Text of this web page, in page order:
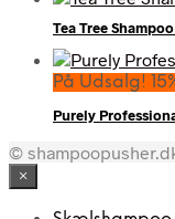
Tea Tree
På Udsalg!
Purely
©
×